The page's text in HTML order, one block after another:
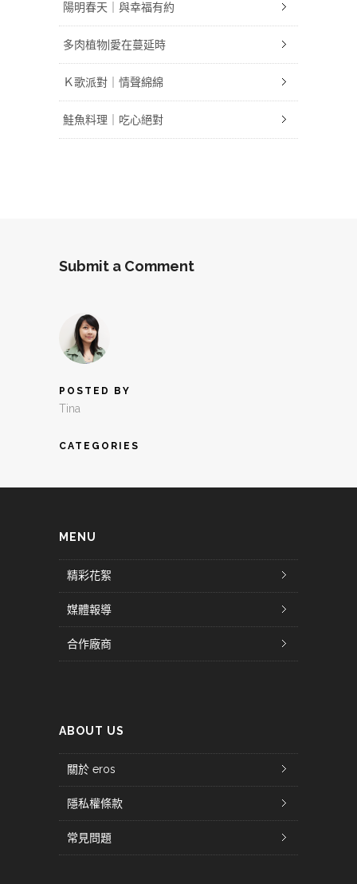
陽明春天｜與幸福有約
多肉植物|愛在蔓延時
Ｋ歌派對｜情聲綿綿
鮭魚料理｜吃心絕對
Submit a Comment
POSTED BY
Tina
CATEGORIES
MENU
精彩花絮
媒體報導
合作廠商
ABOUT US
關於 eros
隱私權條款
常見問題